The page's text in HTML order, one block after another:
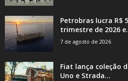
Petrobras lucra R$
trimestre de 2026
7 de agosto de 2026
Fiat lança coleção
Uno e Strada...